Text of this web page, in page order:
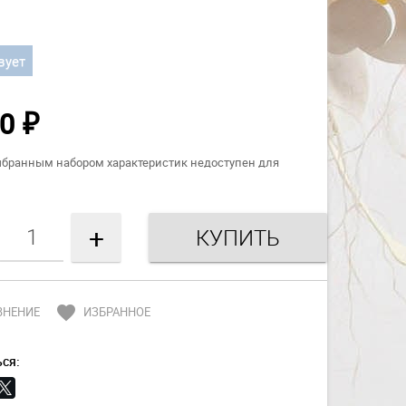
₽
набором характеристик недоступен для
+
favorite ИЗБРАННОЕ